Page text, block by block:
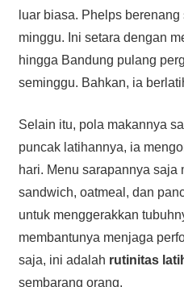
luar biasa. Phelps
minggu. Ini setara dengan
hingga Bandung pulang
seminggu. Bahkan, ia
Selain itu, pola makannya
puncak latihannya, ia
hari. Menu sarapannya saja
sandwich, oatmeal, dan
untuk menggerakkan
membantunya menjaga
saja, ini adalah rutinitas
sembarang orang.